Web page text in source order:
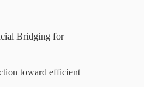
Bridging for
toward efficient